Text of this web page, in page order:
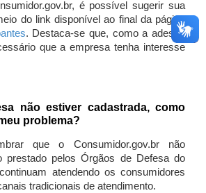
é possível sugerir sua
do link disponível ao final da página
. Destaca-se que, como a adesão
que a empresa tenha interesse
não estiver cadastrada, como
problema?
que o Consumidor.gov.br não
prestado pelos Órgãos de Defesa do
atendendo os consumidores
tradicionais de atendimento.